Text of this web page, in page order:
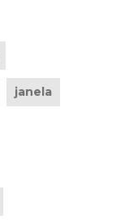
janela